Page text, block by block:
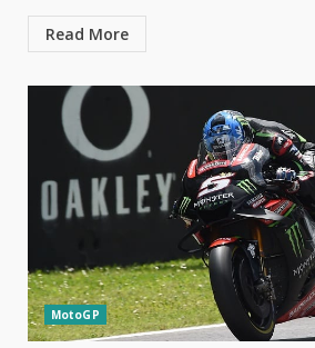
Read More
MotoGP